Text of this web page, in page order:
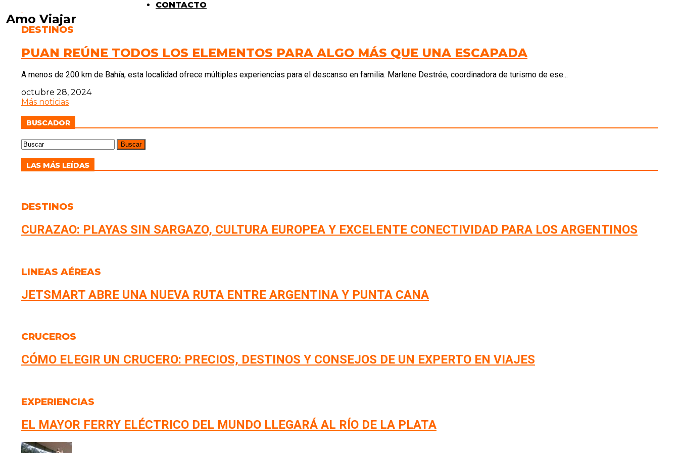
Amo Viajar
CONTACTO
DESTINOS
PUAN REÚNE TODOS LOS ELEMENTOS PARA ALGO MÁS QUE UNA ESCAPADA
A menos de 200 km de Bahía, esta localidad ofrece múltiples experiencias para el descanso en familia. Marlene Destrée, coordinadora de turismo de ese...
octubre 28, 2024
Más noticias
BUSCADOR
LAS MÁS LEÍDAS
DESTINOS
CURAZAO: PLAYAS SIN SARGAZO, CULTURA EUROPEA Y EXCELENTE CONECTIVIDAD PARA LOS ARGENTINOS
LINEAS AÉREAS
JETSMART ABRE UNA NUEVA RUTA ENTRE ARGENTINA Y PUNTA CANA
CRUCEROS
CÓMO ELEGIR UN CRUCERO: PRECIOS, DESTINOS Y CONSEJOS DE UN EXPERTO EN VIAJES
EXPERIENCIAS
EL MAYOR FERRY ELÉCTRICO DEL MUNDO LLEGARÁ AL RÍO DE LA PLATA